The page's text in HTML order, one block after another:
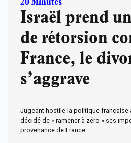
20 Minutes
Israël prend
de rétorsion
France, le
s’aggrave
Jugeant hostile la politique française
décidé de « ramener à zéro » ses
provenance de France